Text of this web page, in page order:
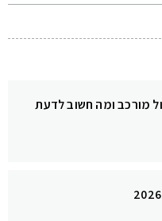
מורכב ומה חשוב לדעת